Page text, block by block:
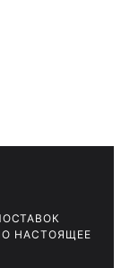
НАСТОЯЩЕЕ